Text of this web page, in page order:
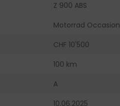
Z 900 ABS
Motorrad Occasion
CHF 10'500
100 km
A
10.06.2025